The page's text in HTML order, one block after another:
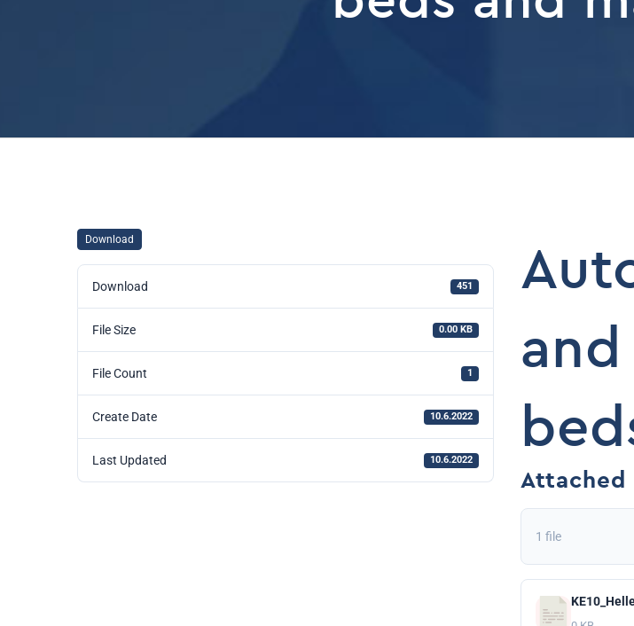
Download
Download 451
File Size 0.00 KB
File Count 1
Create Date 10.6.2022
Last Updated 10.6.2022
Attached
1 file